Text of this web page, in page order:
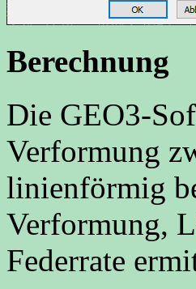
Berechnung
Die GEO3-
Verformung
linienförmig
Verformung,
Federrate